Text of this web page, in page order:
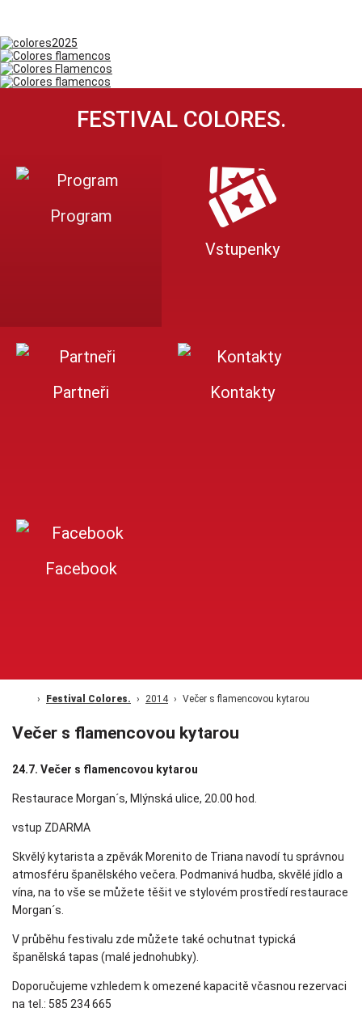
FESTIVAL COLORES.
Program
Vstupenky
Partneři Kontakty
Facebook
Festival Colores. 2014 Večer s flamencovou kytarou
Večer s flamencovou kytarou
24.7. Večer s flamencovou kytarou
Restaurace Morgan´s, Mlýnská ulice, 20.00 hod.
vstup ZDARMA
Skvělý kytarista a zpěvák Morenito de Triana navodí tu správnou
atmosféru španělského večera. Podmanivá hudba, skvělé jídlo a
vína, na to vše se můžete těšit ve stylovém prostředí restaurace
Morgan´s.
V průběhu festivalu zde můžete také ochutnat typická
španělská tapas (malé jednohubky).
Doporučujeme vzhledem k omezené kapacitě včasnou rezervaci
na tel.: 585 234 665